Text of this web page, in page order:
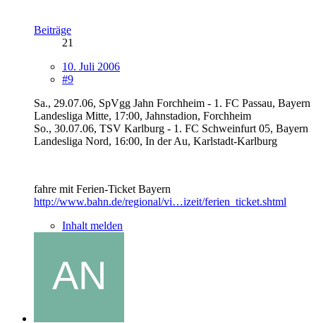
Beiträge
21
10. Juli 2006
#9
Sa., 29.07.06, SpVgg Jahn Forchheim - 1. FC Passau, Bayern
Landesliga Mitte, 17:00, Jahnstadion, Forchheim
So., 30.07.06, TSV Karlburg - 1. FC Schweinfurt 05, Bayern
Landesliga Nord, 16:00, In der Au, Karlstadt-Karlburg
fahre mit Ferien-Ticket Bayern
http://www.bahn.de/regional/vi…izeit/ferien_ticket.shtml
Inhalt melden